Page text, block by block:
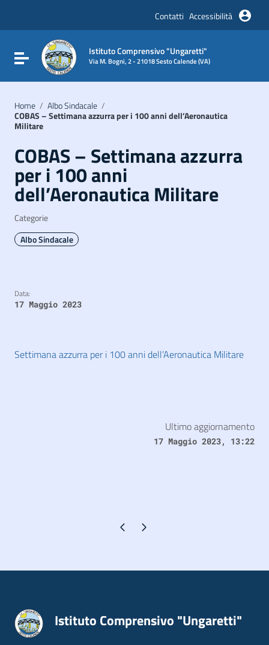
Vai al footer
Contatti Accessibilità
Attiva / disattiva la navigazione
Istituto Comprensivo "Ungaretti"
Via M. Bogni, 2 - 21018 Sesto Calende (VA)
Home / Albo Sindacale /
COBAS – Settimana azzurra per i 100 anni dell’Aeronautica
Militare
COBAS – Settimana azzurra
per i 100 anni
dell’Aeronautica Militare
Categorie
Albo Sindacale
Data:
17 Maggio 2023
Settimana azzurra per i 100 anni dell’Aeronautica Militare
Ultimo aggiornamento
17 Maggio 2023, 13:22
Pagina precedente
Pagina successiva
Istituto Comprensivo "Ungaretti"